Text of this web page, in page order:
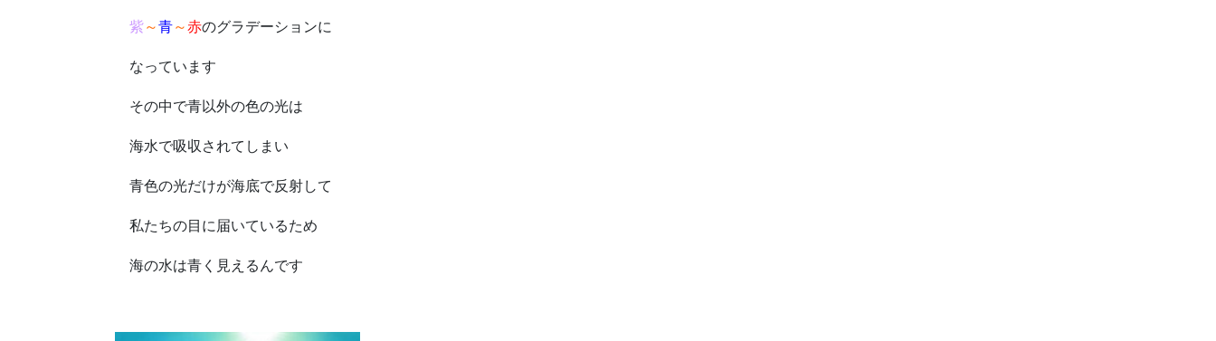
紫～青～赤のグラデーションに
なっています
その中で青以外の色の光は
海水で吸収されてしまい
青色の光だけが海底で反射して
私たちの目に届いているため
海の水は青く見えるんです